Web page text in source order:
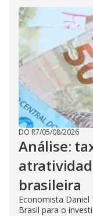
DO R7/05/08/2026
Análise:
brasileira
Economista Daniel
Brasil para o